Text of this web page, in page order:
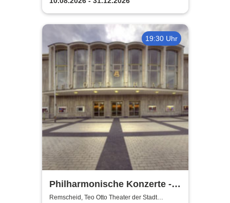
und Erbe
19:30 Uhr
Philharmonische Konzerte -
Teo Otto Theater der Stadt
Remscheid, Teo Otto Theater der Stadt